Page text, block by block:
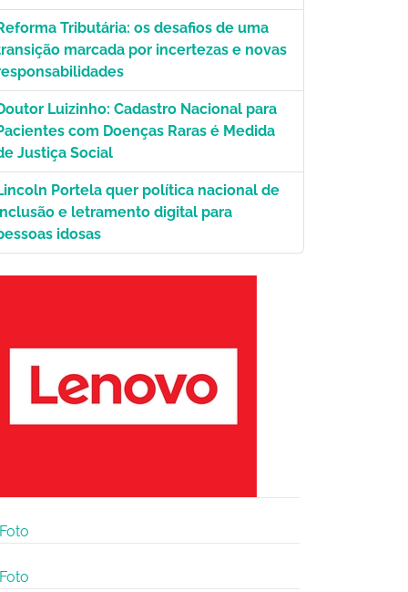
Ag. Senado.|
Tributária: os desafios de uma
marcada por incertezas e novas
Luizinho: Cadastro Nacional para
com Doenças Raras é Medida
Justiça Social
Portela quer política nacional de
e letramento digital para
idosas